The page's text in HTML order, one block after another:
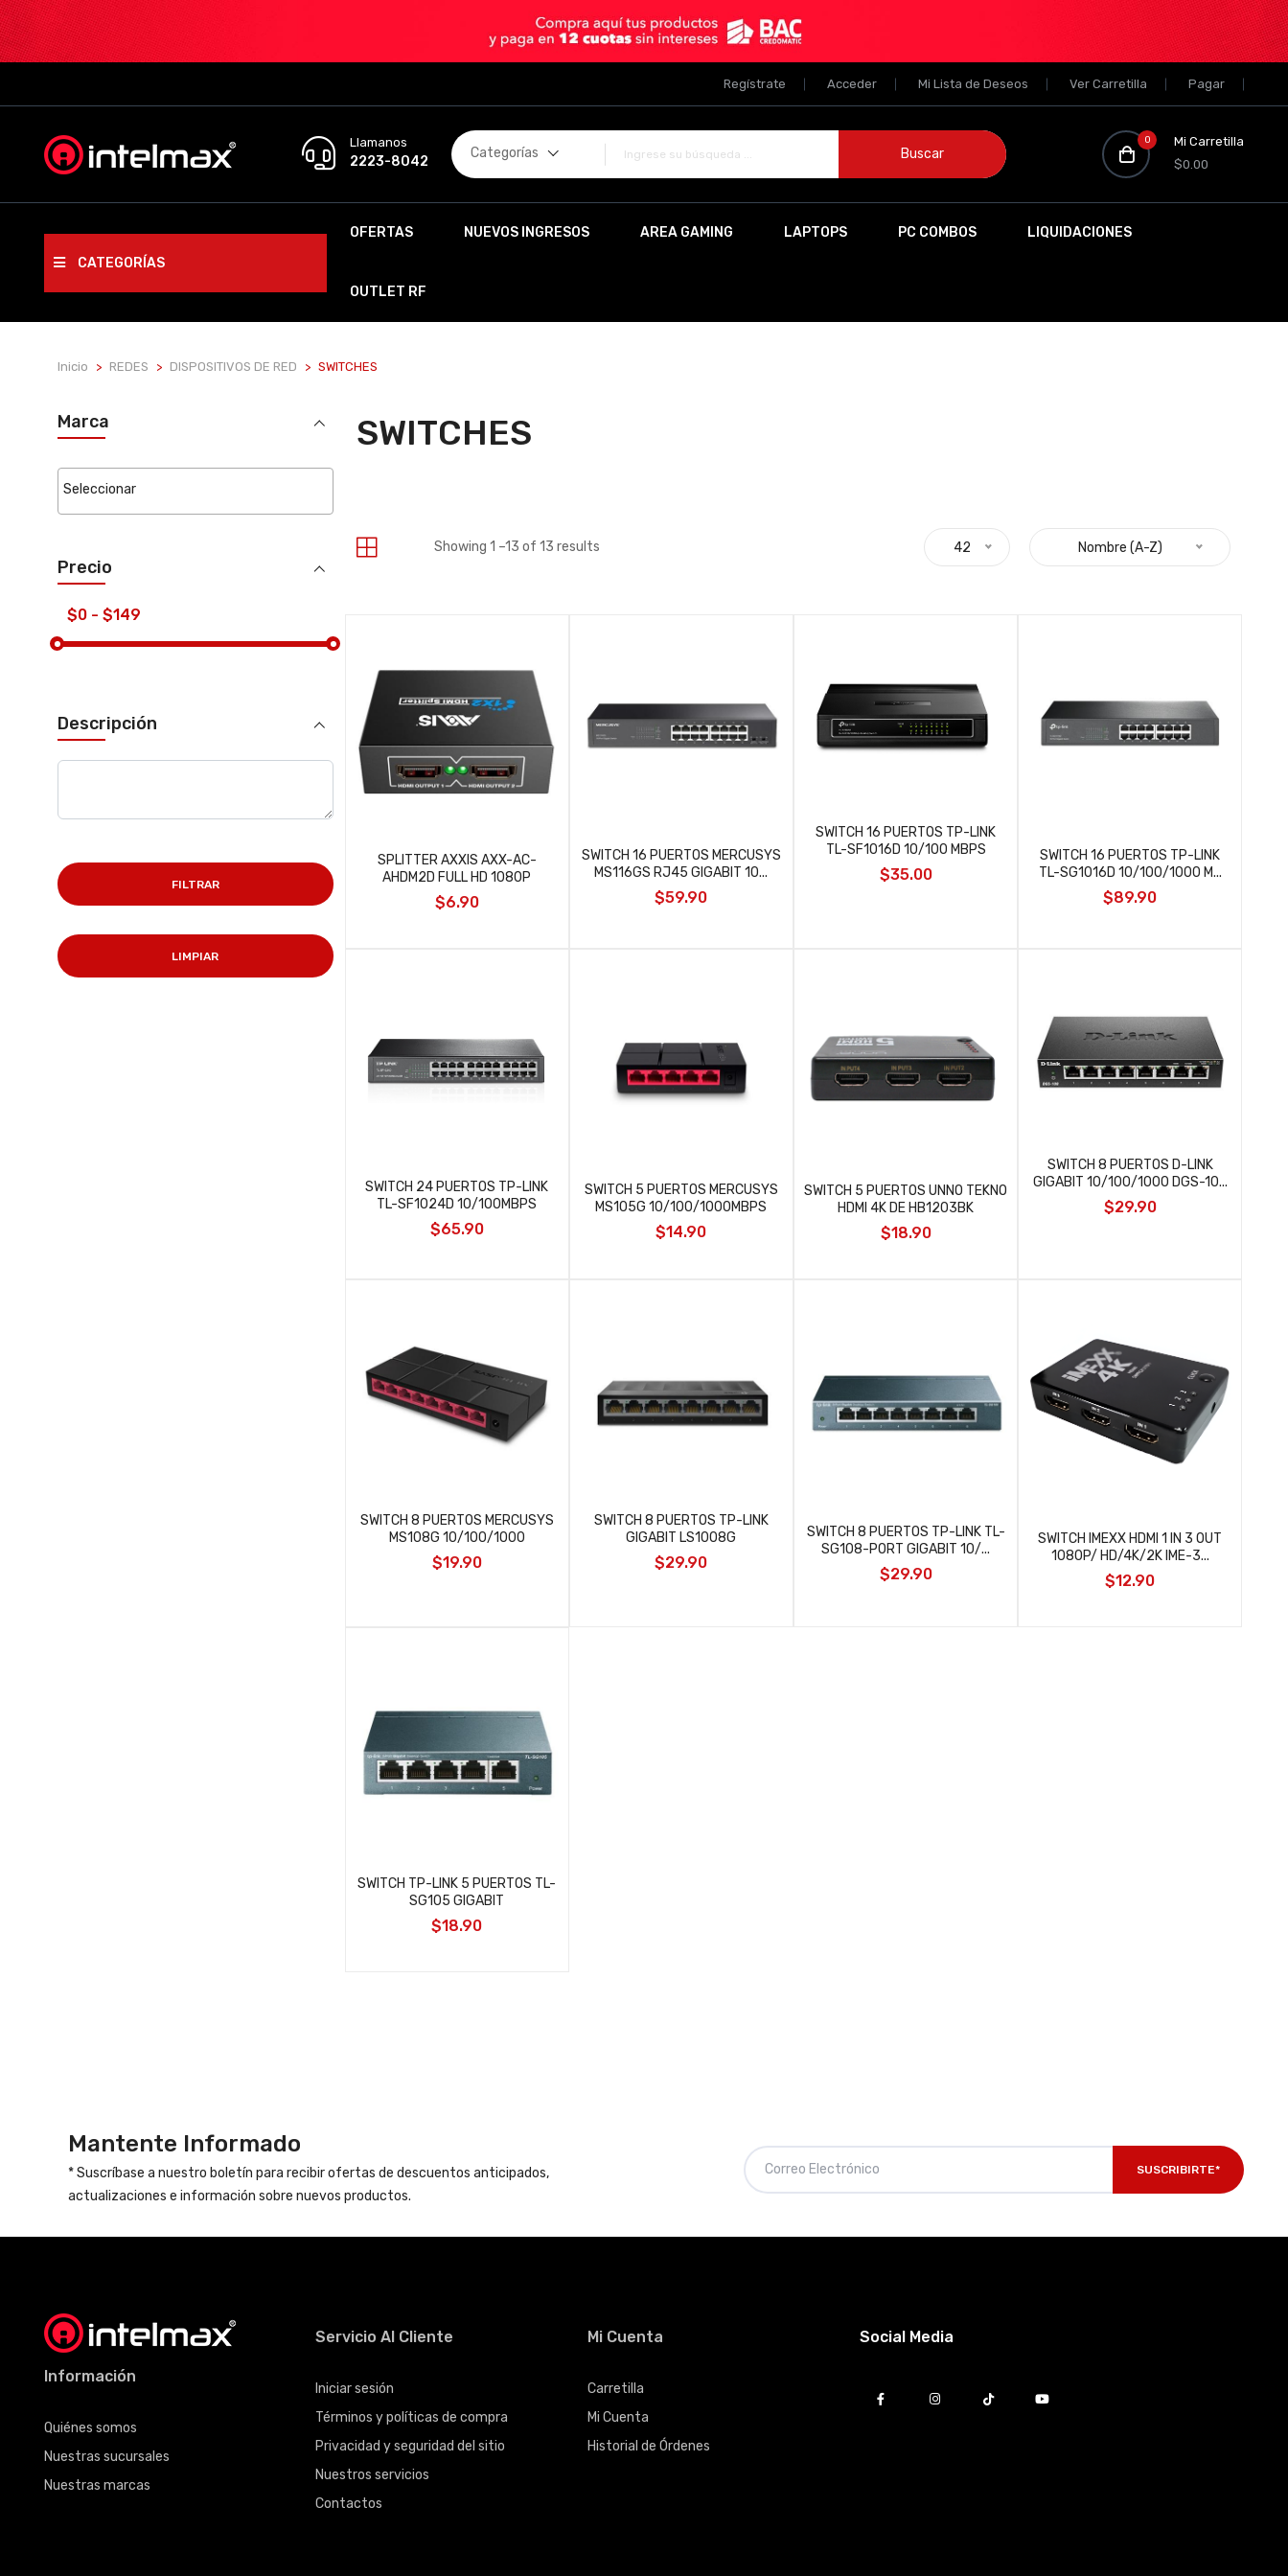
Regístrate Acceder Mi Lista de Deseos Ver Carretilla Pagar
Llamanos
2223-8042 Buscar
Categorías
0
Mi Carretilla
$0.00
CATEGORÍAS
OFERTAS NUEVOS INGRESOS AREA GAMING LAPTOPS PC COMBOS LIQUIDACIONES
OUTLET RF
Inicio REDES DISPOSITIVOS DE RED SWITCHES
Marca
Precio
Descripción
FILTRAR
LIMPIAR
SWITCHES
Showing 1 –13 of 13 results 42 Nombre (A-Z)
SPLITTER AXXIS AXX-AC-
AHDM2D FULL HD 1080P
$6.90
SWITCH 16 PUERTOS MERCUSYS
MS116GS RJ45 GIGABIT 10...
$59.90
SWITCH 16 PUERTOS TP-LINK
TL-SF1016D 10/100 MBPS
$35.00
SWITCH 16 PUERTOS TP-LINK
TL-SG1016D 10/100/1000 M...
$89.90
SWITCH 24 PUERTOS TP-LINK
TL-SF1024D 10/100MBPS
$65.90
SWITCH 5 PUERTOS MERCUSYS
MS105G 10/100/1000MBPS
$14.90
SWITCH 5 PUERTOS UNNO TEKNO
HDMI 4K DE HB1203BK
$18.90
SWITCH 8 PUERTOS D-LINK
GIGABIT 10/100/1000 DGS-10...
$29.90
SWITCH 8 PUERTOS MERCUSYS
MS108G 10/100/1000
$19.90
SWITCH 8 PUERTOS TP-LINK
GIGABIT LS1008G
$29.90
SWITCH 8 PUERTOS TP-LINK TL-
SG108-PORT GIGABIT 10/...
$29.90
SWITCH IMEXX HDMI 1 IN 3 OUT
1080P/ HD/4K/2K IME-3...
$12.90
SWITCH TP-LINK 5 PUERTOS TL-
SG105 GIGABIT
$18.90
Mantente Informado
* Suscríbase a nuestro boletín para recibir ofertas de descuentos anticipados,
actualizaciones e información sobre nuevos productos.
SUSCRIBIRTE*
Información
Quiénes somos
Nuestras sucursales
Nuestras marcas
Servicio Al Cliente
Iniciar sesión
Términos y políticas de compra
Privacidad y seguridad del sitio
Nuestros servicios
Contactos
Mi Cuenta
Carretilla
Mi Cuenta
Historial de Órdenes
Social Media